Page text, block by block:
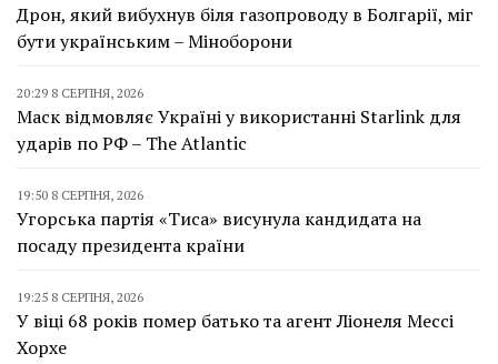
Дрон, який вибухнув біля газопроводу в Болгарії, міг
бути українським – Міноборони
20:29 8 СЕРПНЯ, 2026
Маск відмовляє Україні у використанні Starlink для
ударів по РФ – The Atlantic
19:50 8 СЕРПНЯ, 2026
Угорська партія «Тиса» висунула кандидата на
посаду президента країни
19:25 8 СЕРПНЯ, 2026
У віці 68 років помер батько та агент Ліонеля Мессі
Хорхе